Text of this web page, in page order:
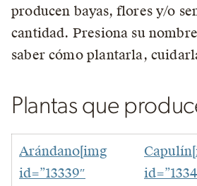
producen bayas, flores y/o
cantidad. Presiona su
saber cómo plantarla,
Plantas que
Arándano[img
id=”13339″